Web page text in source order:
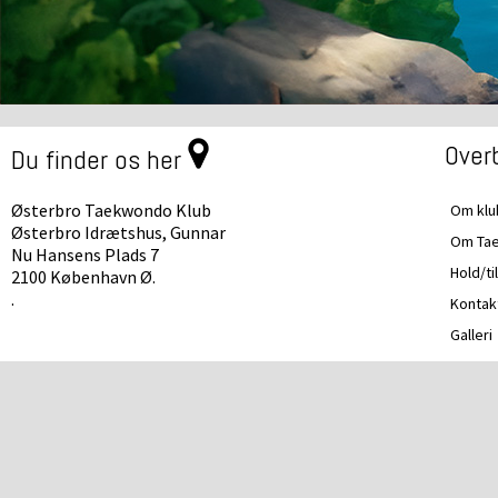
Du finder os her
Østerbro Taekwondo Klub
Østerbro Idrætshus, Gunnar
Nu Hansens Plads 7
2100 København Ø.
.
Om
Om
Hold/
Galleri